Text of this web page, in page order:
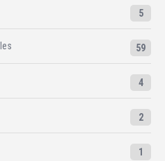
5
59
4
2
1